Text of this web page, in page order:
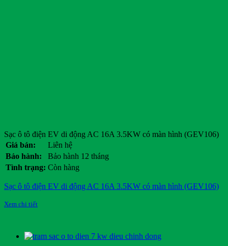
Sạc ô tô điện EV di động AC 16A 3.5KW có màn hình (GEV106)
Giá bán:
Liên hệ
Bảo hành:
Bảo hành 12 tháng
Tình trạng: Còn hàng
Sạc ô tô điện EV di động AC 16A 3.5KW có màn hình (GEV106)
Xem chi tiết